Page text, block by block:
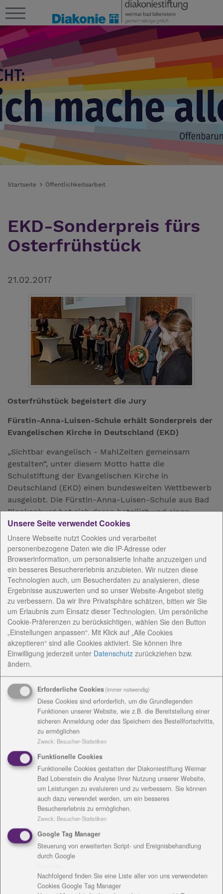
Startseite Öffentlichkeitsarbeit
EKD-Sonderpreis fürs
Osterfrühstück
21.02.2017
Osterfrühstück begeistert die Jury
Fürstin-Anna-Luisen-Schule erhält Sonderpreis der
Evangelischen Kirche in Deutschland (EKD)
„Sichtbar evangelisch - MahlZeiten gemeinsam
gestalten“, unter diesem Motto hatte die
Schulstiftung der Evangelischen Kirche in
Deutschland (EKD) einen bundesweiten Wettbewerb
ausgelobt. Die Fürstin-Anna-Luisen-Schule aus Bad
Blankenburg hat sich daran beteiligt und einen
Sonderpreis dafür erhalten. Zur Ehrung waren
Religionspädagogin Silke Zapf und Sonderpädagogin
Yvette Schäfer zusammen mit Oberpfarrer Andreas
Kämpf in Hannover, um diesen Preis
entgegenzunehmen. Schulleiterin Antje Wennrich-
Wydra und ihr gesamtes Team sind sehr, sehr stolz
auf diesen Preis. „Wir waren freudig überrascht,
unter 32 Schulen mit ausgewählt worden zu sein.
Den Preis in solch festlichem Rahmen
entgegennehmen zu dürfen, war für die kleine
Gruppe eine große Ehre und ist uns allen ein
Ansporn“, sagte sie.
Iss, trink und habe guten Mut,dieser Vers aus dem
Lukasevangelium diente als Aufforderung das Thema
Mahlzeiten, gemeinsames Essen und Trinken, die
Zubereitung von Speisen und das Gebet dazu in der
Förderschule darzustellen. „Wir haben eine 15-
seitige Darstellung eingereicht. Dort haben wir
erklärt und mit vielen Bildern gezeigt, dass zum
Leben und Lernen in unserer Schule die gemeinsame
Einnahme von Mahlzeiten selbstverständlich dazu
gehört. In der Schule sind in 25 Jahren ihres
Bestehens vielfältige Traditionen rund um die
Mahlzeiten gewachsen, die Schüler und Mitarbeiter
täglich begleiten, die Tage strukturieren, die wir
verinnerlicht haben, die uns Kraft und Halt geben,
vor allem aber, die unserer Gemeinschaft Freude
bringen und die wir einfach liebgewonnen haben“,
Osterfrühstück, der Werkstufenförderkurs „Kochen
und Backen“, der Hauswirtschaftsunterricht, die
Unsere Seite verwendet Cookies
Unsere Webseite nutzt Cookies und verarbeitet
personenbezogene Daten wie die IP-Adresse oder
Browserinformation, um personalisierte Inhalte anzuzeigen und
ein besseres Besuchererlebnis anzubieten. Wir nutzen diese
Technologien auch, um Besucherdaten zu analysieren, diese
Ergebnisse auszuwerten und so unser Website-Angebot stetig
zu verbessern. Da wir Ihre Privatsphäre schätzen, bitten wir Sie
um Erlaubnis zum Einsatz dieser Technologien. Um persönliche
Cookie-Präferenzen zu berücksichtigen, wählen Sie den Button
„Einstellungen anpassen“. Mit Klick auf „Alle Cookies
akzeptieren“ sind alle Cookies aktiviert. Sie können Ihre
Einwilligung jederzeit unter Datenschutz zurückziehen bzw.
ändern.
Erforderliche Cookies(immer notwendig)
Diese Cookies sind erforderlich, um die Grundlegenden
Funktionen unserer Website, wie z.B. die Bereitstellung einer
sicheren Anmeldung oder das Speichern des Bestellfortschritts,
zu ermöglichen
Zweck: Besucher-Statistiken
Funktionelle Cookies
Funktionelle Cookies gestatten der Diakoniestiftung Weimar
Bad Lobenstein die Analyse Ihrer Nutzung unserer Website,
um Leistungen zu evaluieren und zu verbessern. Sie können
auch dazu verwendet werden, um ein besseres
Besuchererlebnis zu ermöglichen.
Zweck: Besucher-Statistiken
Google Tag Manager
Steuerung von erweiterten Script- und Ereignisbehandlung
durch Google
Nachfolgend finden Sie eine Liste aller von uns verwendeten
Cookies Google Tag Manager